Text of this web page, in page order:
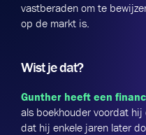
vastberaden om te
op de markt is.
Wist je dat?
Gunther heeft een
als boekhouder voordat
dat hij enkele jaren later